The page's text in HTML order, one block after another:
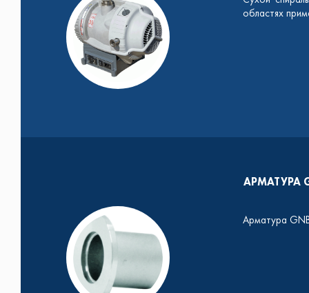
областях
АРМАТУРА
Арматура